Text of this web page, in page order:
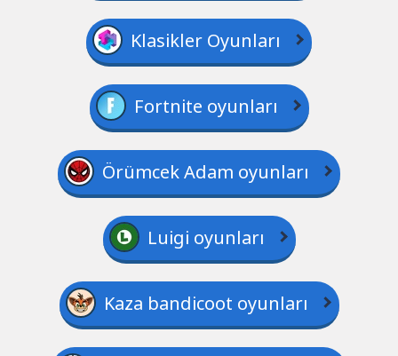
Klasikler Oyunları
Fortnite oyunları
Örümcek Adam oyunları
Luigi oyunları
Kaza bandicoot oyunları